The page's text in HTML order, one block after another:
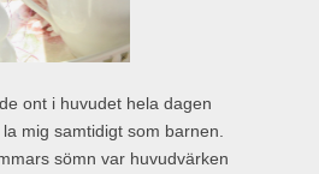
ont i huvudet hela dagen
mig samtidigt som barnen.
sömn var huvudvärken